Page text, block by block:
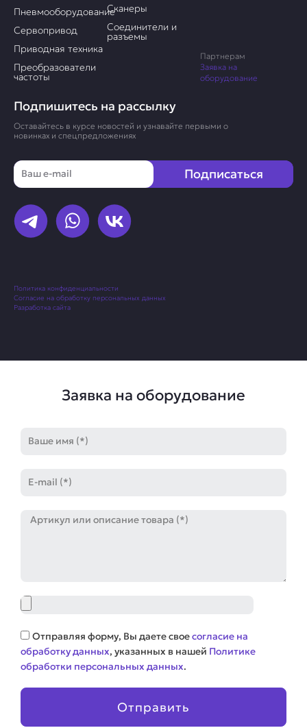
Подпишитесь на рассылку
Оставайтесь в курсе новостей и узнавайте первыми о
новинках и спецпредложениях
Email
Подписаться
Политика конфиденциальности
Согласие на обработку персональных данных
Разработка сайта
Пневмооборудование
Сервопривод
Приводная техника
Преобразователи
частоты
Сканеры
Соединители и
разъемы
Партнерам
Заявка на
оборудование
Заявка на оборудование
mail
Артикул
Файл
Соглашение
Отправляя форму, Вы даете своесогласие на
обработку данных, указанных в нашей Политике
обработки персональных данных.
Отправить